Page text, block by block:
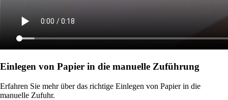
Einlegen von Papier in die manuelle Zuführung
Erfahren Sie mehr über das richtige Einlegen von Papier in die
manuelle Zufuhr.